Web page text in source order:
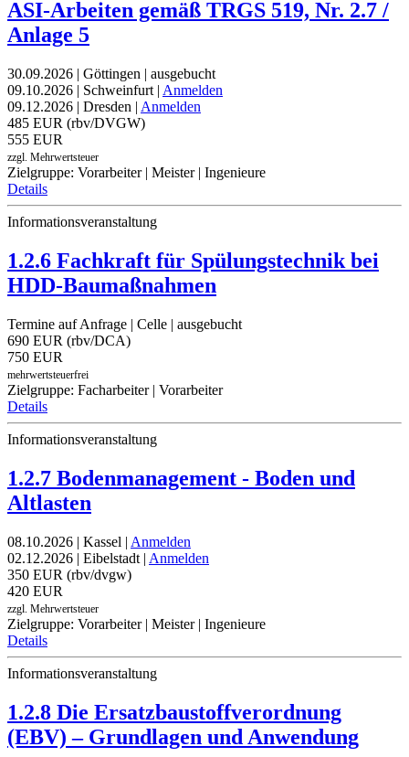
ASI-Arbeiten gemäß TRGS 519, Nr. 2.7 /
Anlage 5
30.09.2026 | Göttingen | ausgebucht
09.10.2026 | Schweinfurt | Anmelden
09.12.2026 | Dresden | Anmelden
485 EUR (rbv/DVGW)
555 EUR
zzgl. Mehrwertsteuer
Zielgruppe: Vorarbeiter | Meister | Ingenieure
Details
Informationsveranstaltung
1.2.6 Fachkraft für Spülungstechnik bei
HDD-Baumaßnahmen
Termine auf Anfrage | Celle | ausgebucht
690 EUR (rbv/DCA)
750 EUR
mehrwertsteuerfrei
Zielgruppe: Facharbeiter | Vorarbeiter
Details
Informationsveranstaltung
1.2.7 Bodenmanagement - Boden und
Altlasten
08.10.2026 | Kassel | Anmelden
02.12.2026 | Eibelstadt | Anmelden
350 EUR (rbv/dvgw)
420 EUR
zzgl. Mehrwertsteuer
Zielgruppe: Vorarbeiter | Meister | Ingenieure
Details
Informationsveranstaltung
1.2.8 Die Ersatzbaustoffverordnung
(EBV) – Grundlagen und Anwendung